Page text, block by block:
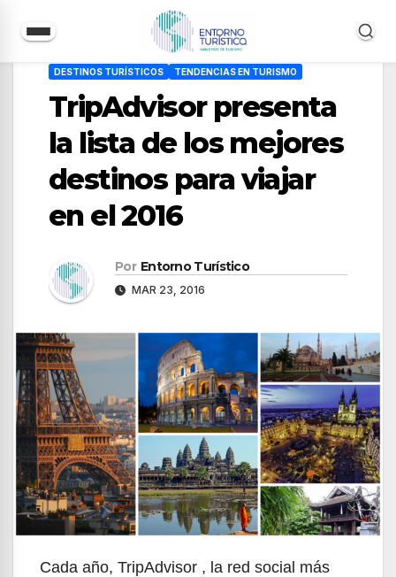
DESTINOS TURÍSTICOS TENDENCIAS EN TURISMO
TripAdvisor presenta
la lista de los mejores
destinos para viajar
en el 2016
Por Entorno Turístico
MAR 23, 2016
Cada año, TripAdvisor , la red social más